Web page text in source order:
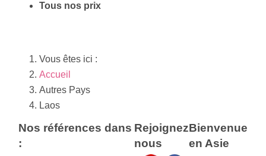
Tous nos prix
Vous êtes ici :
Accueil
Autres Pays
Laos
Nos références dans
:
Rejoignez
nous
Bienvenue
en Asie